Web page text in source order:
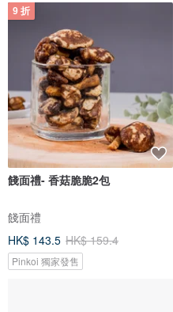
9 折
餞面禮- 香菇脆脆2包
餞面禮
HK$ 143.5 HK$ 159.4
Pinkoi 獨家發售